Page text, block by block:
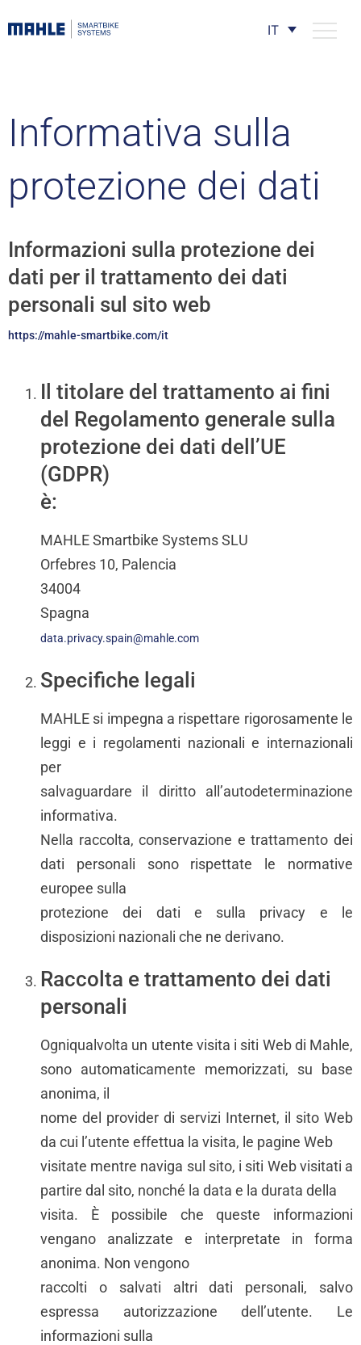
IT
Informativa sulla
protezione dei dati
Informazioni sulla protezione dei
dati per il trattamento dei dati
personali sul sito web
https://mahle-smartbike.com/it
Il titolare del trattamento ai fini
del Regolamento generale sulla
protezione dei dati dell’UE
(GDPR)
è:
MAHLE Smartbike Systems SLU
Orfebres 10, Palencia
34004
Spagna
data.privacy.spain@mahle.com
Specifiche legali
MAHLE si impegna a rispettare rigorosamente le
leggi e i regolamenti nazionali e internazionali
per
salvaguardare il diritto all’autodeterminazione
informativa.
Nella raccolta, conservazione e trattamento dei
dati personali sono rispettate le normative
europee sulla
protezione dei dati e sulla privacy e le
disposizioni nazionali che ne derivano.
Raccolta e trattamento dei dati
personali
Ogniqualvolta un utente visita i siti Web di Mahle,
sono automaticamente memorizzati, su base
anonima, il
nome del provider di servizi Internet, il sito Web
da cui l’utente effettua la visita, le pagine Web
visitate mentre naviga sul sito, i siti Web visitati a
partire dal sito, nonché la data e la durata della
visita. È possibile che queste informazioni
vengano analizzate e interpretate in forma
anonima. Non vengono
raccolti o salvati altri dati personali, salvo
espressa autorizzazione dell’utente. Le
informazioni sulla